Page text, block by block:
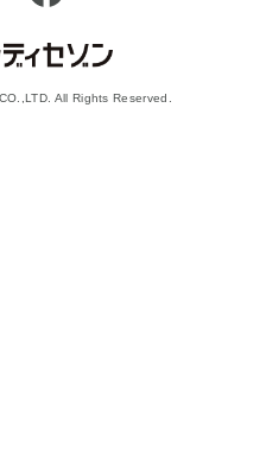
All Rights Reserved.